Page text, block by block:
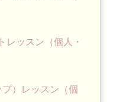
レッスン（個人・
）レッスン（個